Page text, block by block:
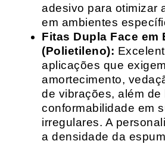
adesivo para otimizar
em ambientes
Fitas Dupla Face em
(Polietileno):
aplicações que exigem
amortecimento,
de vibrações, além de
conformabilidade em
irregulares. A
a densidade da